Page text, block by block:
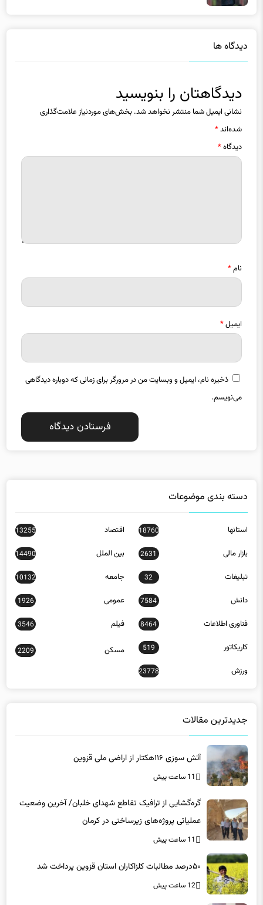
دیدگاه ها
دیدگاهتان را بنویسید
نشانی ایمیل شما منتشر نخواهد شد. بخش‌های موردنیاز علامت‌گذاری
شده‌اند*
دیدگاه*
نام*
ایمیل*
ذخیره نام، ایمیل و وبسایت من در مرورگر برای زمانی که دوباره دیدگاهی
می‌نویسم.
دسته بندی موضوعات
استانها 18760 اقتصاد 13255
بازار مالی 2631 بین الملل 14490
تبلیغات 32 جامعه 10132
دانش 7584 عمومی 1926
فناوری اطلاعات 8464 فیلم 3546
کاریکاتور 519 مسکن 2209
ورزش 23778
جدیدترین مقالات
آتش سوزی ۱۱۶هکتار از اراضی ملی قزوین
11 ساعت پیش
گره‌گشایی از ترافیک تقاطع شهدای خلبان/ آخرین وضعیت
عملیاتی پروژه‌های زیرساختی در کرمان
11 ساعت پیش
۵۰درصد مطالبات کلزاکاران استان قزوین پرداخت شد
12 ساعت پیش